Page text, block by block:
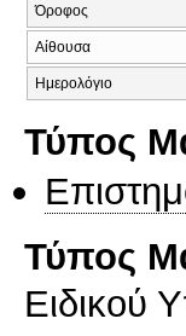
Όροφος
Αίθουσα
Ημερολόγιο
Τύπος
Τύπος
Ειδικού